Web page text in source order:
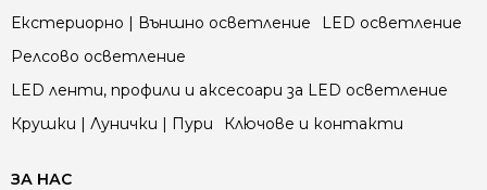
Екстериорно | Външно осветление
LED осветление
Релсово осветление
LED ленти, профили и аксесоари за LED осветление
Крушки | Лунички | Пури
Ключове и контакти
ЗА НАС